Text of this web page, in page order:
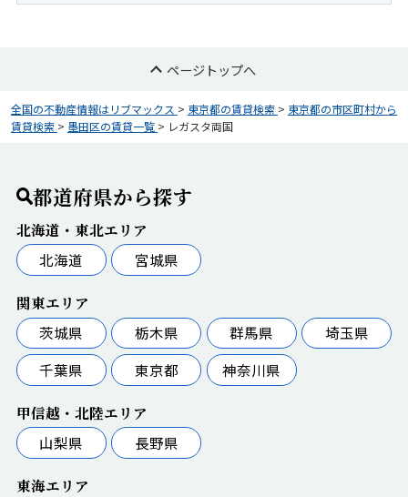
ページトップへ
全国の不動産情報はリブマックス > 東京都の賃貸検索 > 東京都の市区町村から
賃貸検索 > 墨田区の賃貸一覧 > レガスタ両国
都道府県から探す
北海道・東北エリア
北海道
宮城県
関東エリア
茨城県
栃木県 群馬県
埼玉県
千葉県
東京都 神奈川県
甲信越・北陸エリア
山梨県
長野県
東海エリア